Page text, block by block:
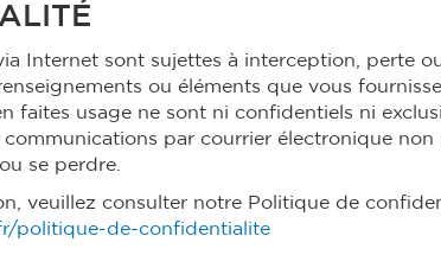
Internet sont sujettes à interception, perte
ou éléments que vous
faites usage ne sont ni confidentiels ni
par courrier électronique
se perdre.
veuillez consulter notre Politique de
politique-de-confidentialite